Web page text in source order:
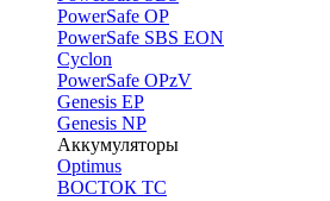
PowerSafe OP
PоwerSafe SBS EON
Cyclon
PowerSafe OPzV
Genesis EP
Genesis NP
Аккумуляторы
Optimus
ВОСТОК ТС